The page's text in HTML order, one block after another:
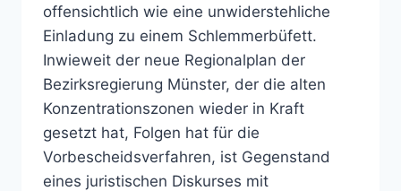
offensichtlich wie eine unwiderstehliche
Einladung zu einem Schlemmerbüfett.
Inwieweit der neue Regionalplan der
Bezirksregierung Münster, der die alten
Konzentrationszonen wieder in Kraft
gesetzt hat, Folgen hat für die
Vorbescheidsverfahren, ist Gegenstand
eines juristischen Diskurses mit